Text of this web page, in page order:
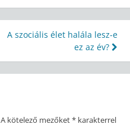
A szociális élet halála lesz-e
ez az év?
A kötelező mezőket*karakterrel